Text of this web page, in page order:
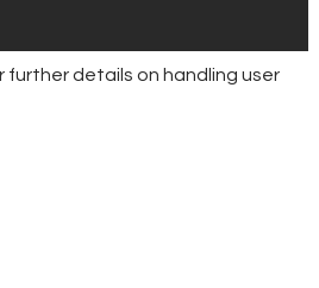
details on handling user